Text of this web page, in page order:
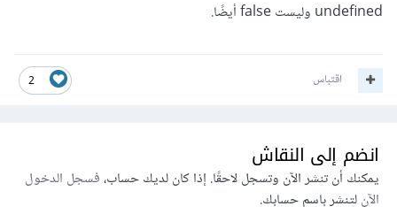
undefined وليست false أيضًا.
2 اقتباس
انضم إلى النقاش
يمكنك أن تنشر الآن وتسجل لاحقًا. إذا كان لديك حساب،فسجل الدخول
الآنلتنشر باسم حسابك.